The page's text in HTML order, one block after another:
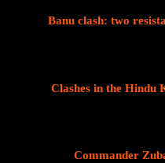
Banu clash: two
Clashes in the Hindu
Commander